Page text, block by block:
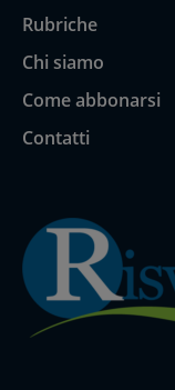
Rubriche
Chi siamo
Come abbonarsi
Contatti